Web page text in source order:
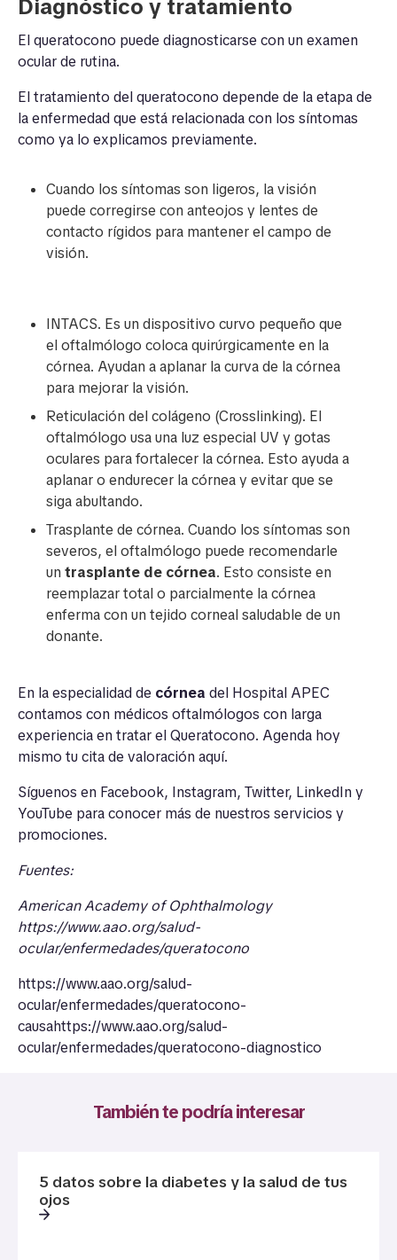
Diagnóstico y tratamiento
El queratocono puede diagnosticarse con un examen
ocular de rutina.
El tratamiento del queratocono depende de la etapa de
la enfermedad que está relacionada con los síntomas
como ya lo explicamos previamente.
Cuando los síntomas son ligeros, la visión
puede corregirse con anteojos y lentes de
contacto rígidos para mantener el campo de
visión.
INTACS. Es un dispositivo curvo pequeño que
el oftalmólogo coloca quirúrgicamente en la
córnea. Ayudan a aplanar la curva de la córnea
para mejorar la visión.
Reticulación del colágeno ​​(Crosslinking). El
oftalmólogo usa una luz especial UV y gotas
oculares para fortalecer la córnea. Esto ayuda a
aplanar o endurecer la córnea y evitar que se
siga abultando.
Trasplante de córnea. Cuando los síntomas son
severos, el oftalmólogo puede recomendarle
un trasplante de córnea. Esto consiste en
reemplazar total o parcialmente la córnea
enferma con un tejido corneal saludable de un
donante.
En la especialidad de córnea del Hospital APEC
contamos con médicos oftalmólogos con larga
experiencia en tratar el Queratocono. Agenda hoy
mismo tu cita de valoraciónaquí.
Síguenos en Facebook, Instagram, Twitter, LinkedIny
YouTube para conocer más de nuestros servicios y
promociones.
Fuentes:
American Academy of Ophthalmology
https://www.aao.org/salud-
ocular/enfermedades/queratocono
https://www.aao.org/salud-
ocular/enfermedades/queratocono-
causahttps://www.aao.org/salud-
ocular/enfermedades/queratocono-diagnostico
También te podría interesar
5 datos sobre la diabetes y la salud de tus
ojos